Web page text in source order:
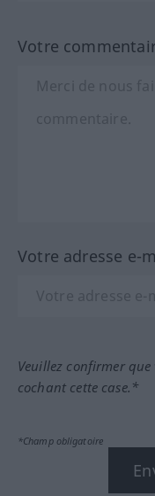
Votre
Votre adresse e-
Veuillez confirmer
cochant cette case.*
*Champ obligatoire